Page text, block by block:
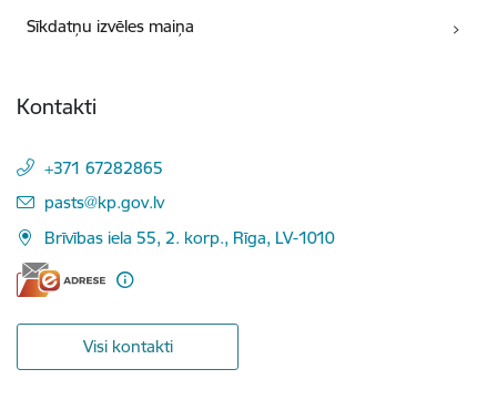
Sīkdatņu izvēles maiņa
Kontakti
+371 67282865
E-pasts:
pasts@kp.gov.lv
Brīvības iela 55, 2. korp., Rīga, LV-1010
Visi kontakti